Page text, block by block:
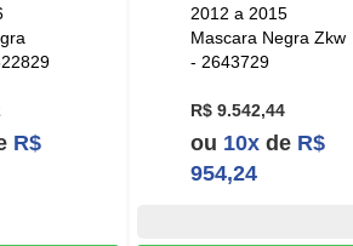
R$
2012 a 2015
Mascara Negra Zkw
- 2643729
R$ 9.542,44
ou 10xde R$
954,24